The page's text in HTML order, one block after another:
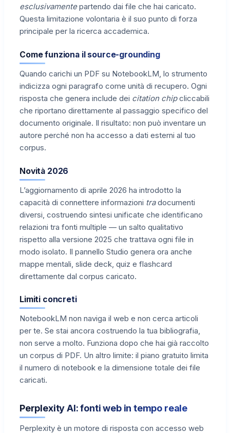
esclusivamentepartendo dai file che hai caricato.
Questa limitazione volontaria è il suo punto di forza
principale per la ricerca accademica.
Come funziona il source-grounding
Quando carichi un PDF su NotebookLM, lo strumento
indicizza ogni paragrafo come unità di recupero. Ogni
risposta che genera include dei citation chipcliccabili
che riportano direttamente al passaggio specifico del
documento originale. Il risultato: non può inventare un
autore perché non ha accesso a dati esterni al tuo
corpus.
Novità 2026
L’aggiornamento di aprile 2026 ha introdotto la
capacità di connettere informazioni tradocumenti
diversi, costruendo sintesi unificate che identificano
relazioni tra fonti multiple — un salto qualitativo
rispetto alla versione 2025 che trattava ogni file in
modo isolato. Il pannello Studio genera ora anche
mappe mentali, slide deck, quiz e flashcard
direttamente dal corpus caricato.
Limiti concreti
NotebookLM non naviga il web e non cerca articoli
per te. Se stai ancora costruendo la tua bibliografia,
non serve a molto. Funziona dopo che hai già raccolto
un corpus di PDF. Un altro limite: il piano gratuito limita
il numero di notebook e la dimensione totale dei file
caricati.
Perplexity AI: fonti web in tempo reale
Perplexity è un motore di risposta con accesso web